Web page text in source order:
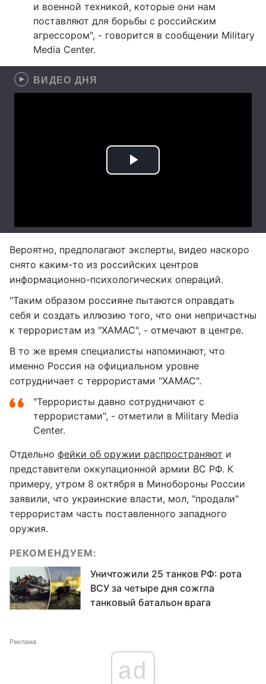
и военной техникой, которые они нам
поставляют для борьбы с российским
агрессором", - говорится в сообщении Military
Media Center.
ВИДЕО ДНЯ
Вероятно, предполагают эксперты, видео наскоро
снято каким-то из российских центров
информационно-психологических операций.
"Таким образом россияне пытаются оправдать
себя и создать иллюзию того, что они непричастны
к террористам из "ХАМАС", - отмечают в центре.
В то же время специалисты напоминают, что
именно Россия на официальном уровне
сотрудничает с террористами "ХАМАС".
"Террористы давно сотрудничают с
террористами", - отметили в Military Media
Center.
Отдельно фейки об оружии распространяют и
представители оккупационной армии ВС РФ. К
примеру, утром 8 октября в Минобороны России
заявили, что украинские власти, мол, "продали"
террористам часть поставленного западного
оружия.
РЕКОМЕНДУЕМ:
Уничтожили 25 танков РФ: рота
ВСУ за четыре дня сожгла
танковый батальон врага
Реклама
ad